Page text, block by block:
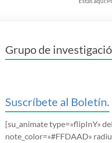
Grupo de
Suscríbete al Boletín.
[su_animate type=»flipInY»
note_color=»#FFDAAD»